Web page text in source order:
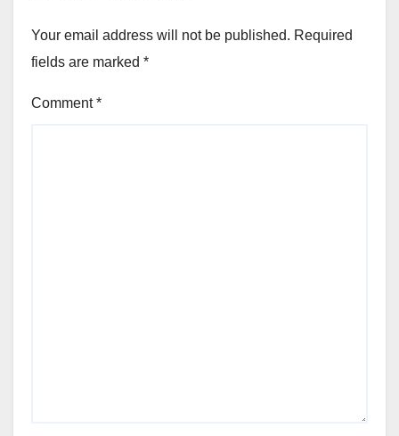
Your email address will not be published. Required
fields are marked *
Comment*